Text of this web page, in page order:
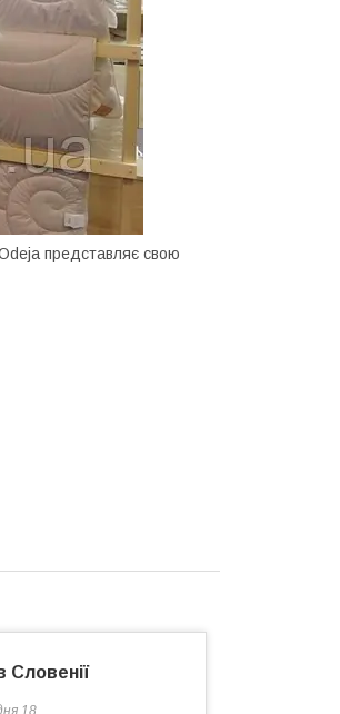
представляє свою
Словенії
18